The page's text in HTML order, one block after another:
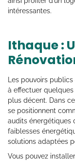
intéressantes.
Ithaque :
Les pouvoirs
à effectuer
plus décent. Dans
se positionnent
audits énergétiques
faiblesses
solutions adaptées
Vous pouvez